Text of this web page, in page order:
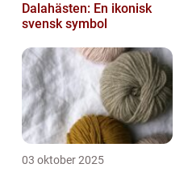
Dalahästen: En ikonisk
svensk symbol
03 oktober 2025